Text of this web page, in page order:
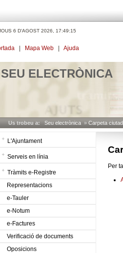
6 D'AGOST 2026, 17:49:15
Mapa Web Ajuda
SEU ELECTRÒNICA
Us trobeu a: Seu electrònica » Carpeta
L'Ajuntament
Serveis en línia
Tràmits e-Registre
Representacions
e-Tauler
e-Notum
e-Factures
Verificació de documents
Oposicions
Per